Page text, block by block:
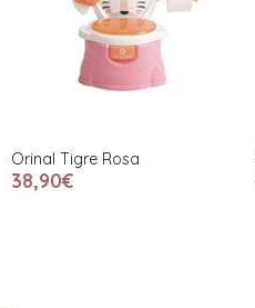
Orinal Tigre Rosa
38,90€